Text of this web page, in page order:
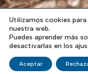
Utilizamos cookies
nuestra web.
Puedes aprender más
desactivarlas en los
Aceptar